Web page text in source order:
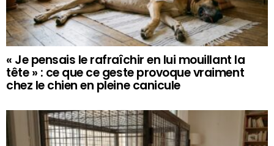
« Je pensais le rafraîchir en lui mouillant la
tête » : ce que ce geste provoque vraiment
chez le chien en pleine canicule